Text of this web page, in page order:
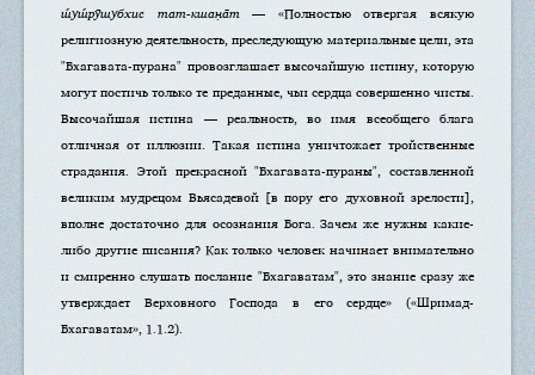
ш́уш́рӯшубхис тат-кшан̣а̄т— «Полностью отвергая всякую
религиозную деятельность, преследующую материальные цели, эта
"Бхагавата-пурана" провозглашает высочайшую истину, которую
могут постичь только те преданные, чьи сердца совершенно чисты.
Высочайшая истина — реальность, во имя всеобщего блага
отличная от иллюзии. Такая истина уничтожает тройственные
страдания. Этой прекрасной "Бхагавата-пураны", составленной
великим мудрецом Вьясадевой [в пору его духовной зрелости],
вполне достаточно для осознания Бога. Зачем же нужны какие-
либо другие писания? Как только человек начинает внимательно
и смиренно слушать послание "Бхагаватам", это знание сразу же
утверждает Верховного Господа в его сердце» («Шримад-
Бхагаватам», 1.1.2).